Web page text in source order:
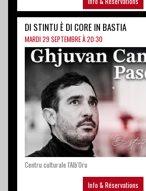
Centru culturale l'Alb'Oru
Info & Réservations
GRUPPU SUMENTE - GIRU D'UTTOBRE
VENDREDI 9 OCTOBRE À 18:00